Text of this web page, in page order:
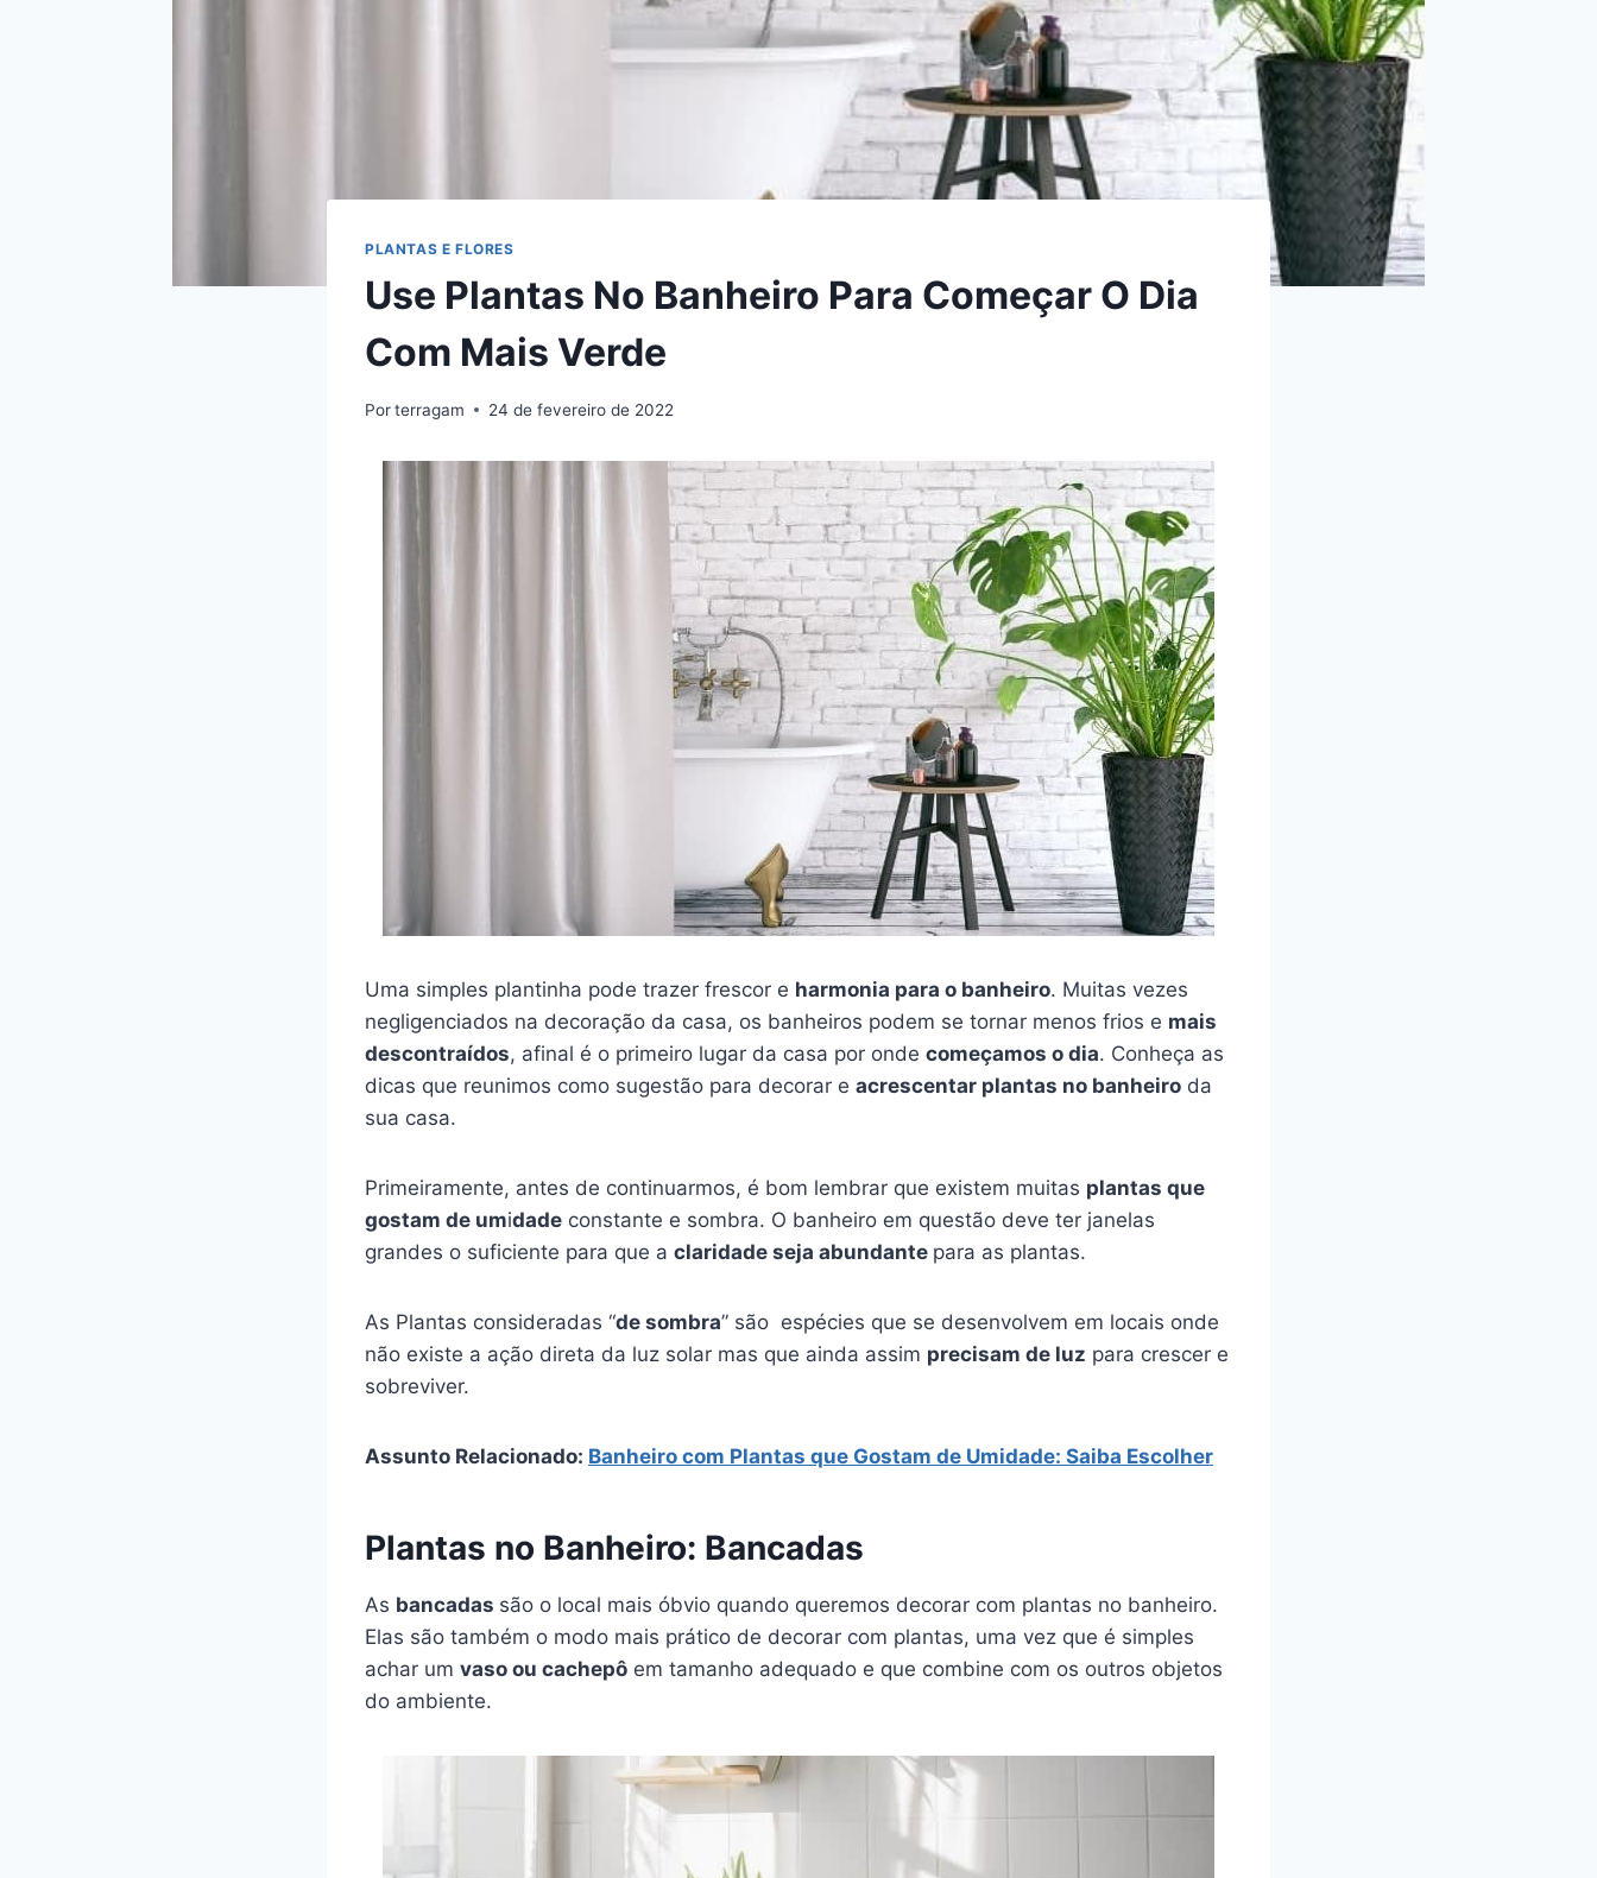
PLANTAS E FLORES
Use Plantas No Banheiro Para Começar O Dia
Com Mais Verde
Porterragam 24 de fevereiro de 2022
Uma simples plantinha pode trazer frescor e harmonia para o banheiro. Muitas vezes
negligenciados na decoração da casa, os banheiros podem se tornar menos frios e mais
descontraídos, afinal é o primeiro lugar da casa por onde começamos o dia. Conheça as
dicas que reunimos como sugestão para decorar e acrescentar plantas no banheiro da
sua casa.
Primeiramente, antes de continuarmos, é bom lembrar que existem muitas plantas que
gostam de umidade constante e sombra. O banheiro em questão deve ter janelas
grandes o suficiente para que a claridade seja abundante para as plantas.
As Plantas consideradas “de sombra” são espécies que se desenvolvem em locais onde
não existe a ação direta da luz solar mas que ainda assim precisam de luz para crescer e
sobreviver.
Assunto Relacionado: Banheiro com Plantas que Gostam de Umidade: Saiba Escolher
Plantas no Banheiro: Bancadas
As bancadas são o local mais óbvio quando queremos decorar com plantas no banheiro.
Elas são também o modo mais prático de decorar com plantas, uma vez que é simples
achar um vaso ou cachepô em tamanho adequado e que combine com os outros objetos
do ambiente.